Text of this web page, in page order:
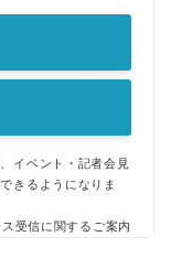
イベント・記者会見
きるようになりま
受信に関するご案内